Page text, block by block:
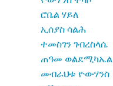
ሮቤል ሃይለ
ኢሰያስ ሳልሕ
ተመስገን ገብረስላሴ
ጠዓመ ወልደሚካኤል
መብራህቱ ዮውሃንስ